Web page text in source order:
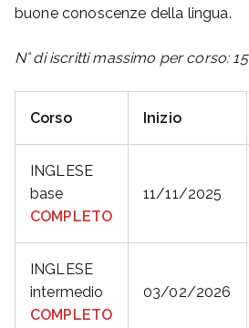
buone conoscenze della lingua.
N° di iscritti massimo per corso: 15
Corso Inizio
INGLESE
base
COMPLETO
11/11/2025
INGLESE
intermedio
COMPLETO
03/02/2026